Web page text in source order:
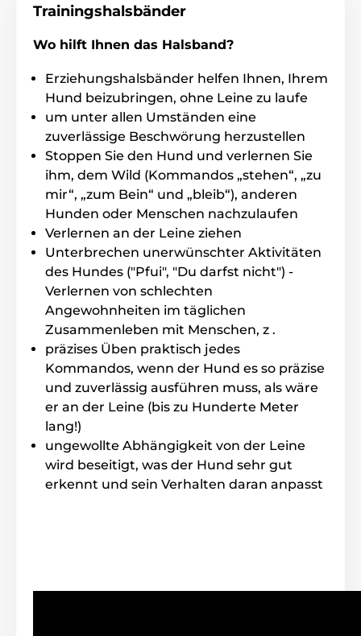
Empfänger ist wasserfest (Regen-,
Schneeresistent, aber kein Eintauchen
Anzahl der Hunde
Num Axes Pet at School ist für ein
Training von einem Hund entworfen.
Einfache und schnelle Bedienung. Für
jede Funktion gibt es eine eigene Taste.
Halsbandlänge
Num Axes Pet at School hat ein sehr
festes und hochwertiges
Kunststoffhalsband. Es stellt keine
Schweirigkeiten für Ihren Hund es zu tragen dar und
hält sehr gut am Hals. Die Läge des Halsbandes ist
von 20 bis 65cm einzustellen.
Gewicht und Abmeßungen
Das Funkgerät: Breite 4,2cm x 9,8 cm x
1,7cm, Gewicht 36 gr. Der Empfänger:
Trainingshalsbänder
Wo hilft Ihnen das Halsband?
Erziehungshalsbänder helfen Ihnen, Ihrem
Hund beizubringen, ohne Leine zu laufe
um unter allen Umständen eine
zuverlässige Beschwörung herzustellen
Stoppen Sie den Hund und verlernen Sie
ihm, dem Wild (Kommandos „stehen“, „zu
mir“, „zum Bein“ und „bleib“), anderen
Hunden oder Menschen nachzulaufen
Verlernen an der Leine ziehen
Unterbrechen unerwünschter Aktivitäten
des Hundes ("Pfui", "Du darfst nicht") -
Verlernen von schlechten
Angewohnheiten im täglichen
Zusammenleben mit Menschen, z .
präzises Üben praktisch jedes
Kommandos, wenn der Hund es so präzise
und zuverlässig ausführen muss, als wäre
er an der Leine (bis zu Hunderte Meter
lang!)
ungewollte Abhängigkeit von der Leine
wird beseitigt, was der Hund sehr gut
erkennt und sein Verhalten daran anpasst